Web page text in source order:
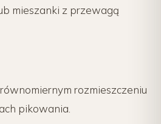
mieszanki z przewagą
rozmieszczeniu
pikowania.